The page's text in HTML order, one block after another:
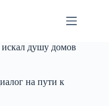
душу домов
на пути к